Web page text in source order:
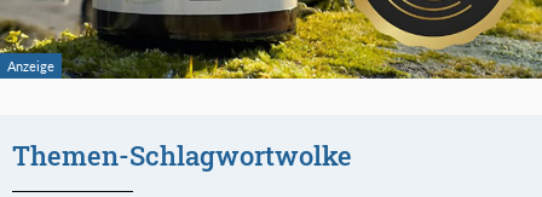
Themen-Schlagwortwolke